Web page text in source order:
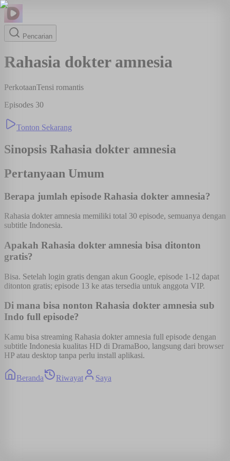
Pencarian
Rahasia dokter amnesia
PerkotaanTensi romantis
Episodes 30
Tonton Sekarang
Sinopsis Rahasia dokter amnesia
Pertanyaan Umum
Berapa jumlah episode Rahasia dokter amnesia?
Rahasia dokter amnesia memiliki total 30 episode, semuanya dengan
subtitle Indonesia.
Apakah Rahasia dokter amnesia bisa ditonton
gratis?
Bisa. Setelah login gratis dengan akun Google, episode 1-12 dapat
ditonton gratis; episode 13 ke atas tersedia untuk anggota VIP.
Di mana bisa nonton Rahasia dokter amnesia sub
Indo full episode?
Kamu bisa streaming Rahasia dokter amnesia full episode dengan
subtitle Indonesia kualitas HD di DramaBoo, langsung dari browser
HP atau desktop tanpa perlu install aplikasi.
Beranda Riwayat Saya